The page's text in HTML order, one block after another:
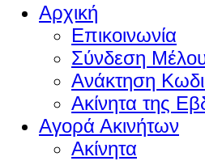
Αρχική
Επικοινωνία
Σύνδεση
Ανάκτηση
Ακίνητα της
Αγορά Ακινήτων
Ακίνητα